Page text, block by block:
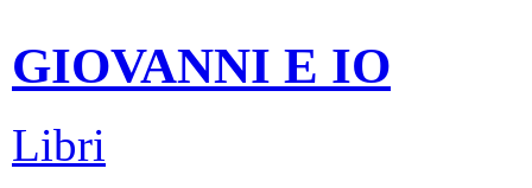
GIOVANNI E IO
Libri